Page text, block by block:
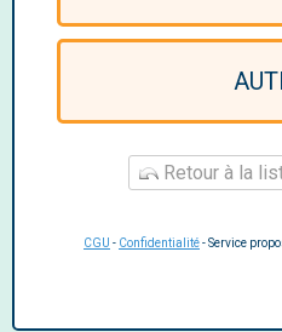
Retour à la
CGU - Confidentialité- Service